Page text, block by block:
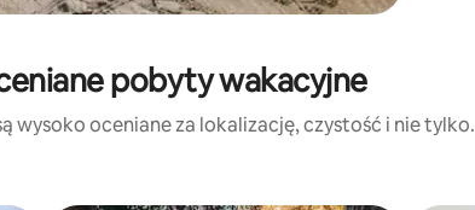
pobyty wakacyjne
wysoko oceniane za lokalizację, czystość i nie tylko.